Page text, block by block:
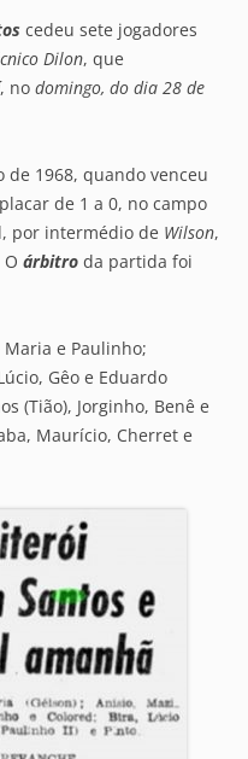
cedeu sete jogadores
Dilon, que
, no domingo, do dia 28 de
de 1968, quando venceu
de 1 a 0, no campo
por intermédio de Wilson,
O árbitro da partida foi
Maria e Paulinho;
Gêo e Eduardo
(Tião), Jorginho, Benê e
Maurício, Cherret e